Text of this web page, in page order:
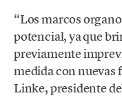
“Los marcos
potencial, ya que
previamente
medida con
Linke, presidente